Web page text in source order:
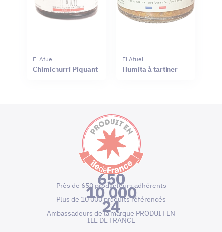
El Atuel
Chimichurri Piquant
El Atuel
Humita à tartiner
650
Près de 650 producteurs adhérents
10 000
Plus de 10 000 produits référencés
24
Ambassadeurs de la marque PRODUIT EN
ILE DE FRANCE